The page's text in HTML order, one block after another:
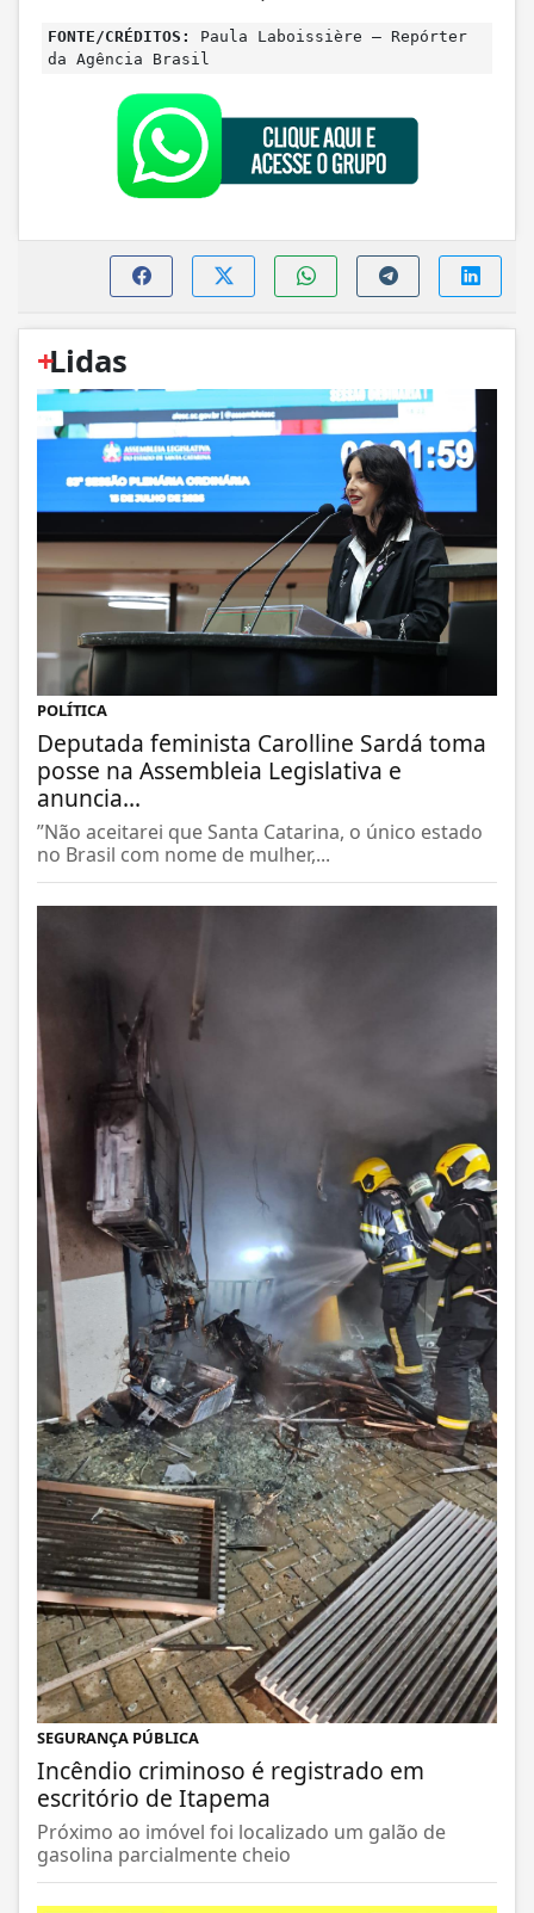
FONTE/CRÉDITOS:
Paula Laboissière – Repórter
da Agência Brasil
+
Lidas
POLÍTICA
Deputada feminista Carolline Sardá toma
posse na Assembleia Legislativa e
anuncia...
”Não aceitarei que Santa Catarina, o único estado
no Brasil com nome de mulher,...
SEGURANÇA PÚBLICA
Incêndio criminoso é registrado em
escritório de Itapema
Próximo ao imóvel foi localizado um galão de
gasolina parcialmente cheio